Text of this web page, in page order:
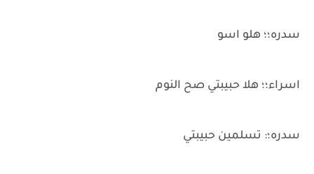
سدره؛؛ هلو اسو
اسراء؛؛ هلا حبيبتي صح النوم
سدره؛: تسلمين حبيبتي